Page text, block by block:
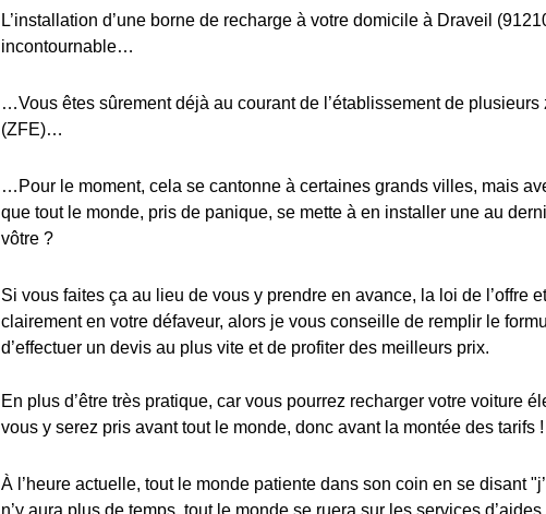
L’installation d’une borne de recharge à votre domicile à Draveil
incontournable…
…Vous êtes sûrement déjà au courant de l’établissement de
(ZFE)…
…Pour le moment, cela se cantonne à certaines grands villes, mais
que tout le monde, pris de panique, se mette à en installer une au
vôtre ?
Si vous faites ça au lieu de vous y prendre en avance, la loi de l’offre
clairement en votre défaveur, alors je vous conseille de remplir le
d’effectuer un devis au plus vite et de profiter des meilleurs prix.
En plus d’être très pratique, car vous pourrez recharger votre voiture
vous y serez pris avant tout le monde, donc avant la montée des tarifs !
À l’heure actuelle, tout le monde patiente dans son coin en se disant
n’y aura plus de temps, tout le monde se ruera sur les services